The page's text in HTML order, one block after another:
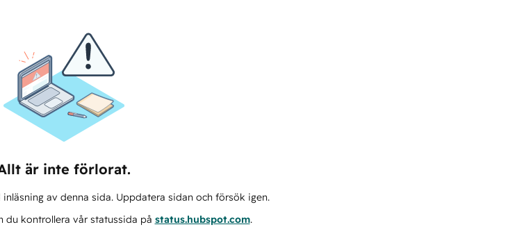
är inte förlorat.
av denna sida. Uppdatera sidan och försök igen.
du kontrollera vår statussida på status.hubspot.com.